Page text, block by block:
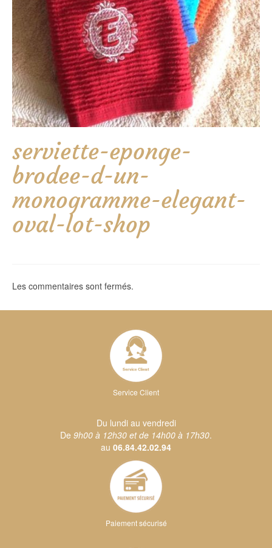
serviette-eponge-
brodee-d-un-
monogramme-elegant-
oval-lot-shop
Les commentaires sont fermés.
Service Client
Du lundi au vendredi
De 9h00 à 12h30 et de 14h00 à 17h30.
au 06.84.42.02.94
Paiement sécurisé